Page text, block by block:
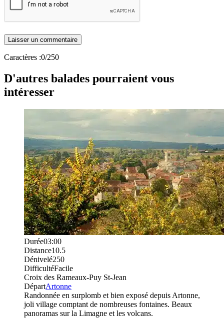
Caractères :0/250
D'autres balades pourraient vous
intéresser
Durée03:00
Distance10.5
Dénivelé250
DifficultéFacile
Croix des Rameaux-Puy St-Jean
DépartArtonne
Randonnée en surplomb et bien exposé depuis Artonne,
joli village comptant de nombreuses fontaines. Beaux
panoramas sur la Limagne et les volcans.